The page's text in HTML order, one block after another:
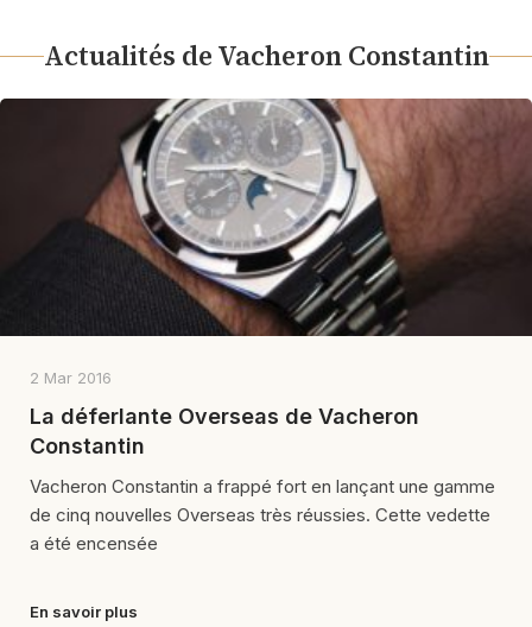
Actualités de Vacheron Constantin
2 Mar 2016
La déferlante Overseas de Vacheron
Constantin
Vacheron Constantin a frappé fort en lançant une gamme
de cinq nouvelles Overseas très réussies. Cette vedette
a été encensée
En savoir plus